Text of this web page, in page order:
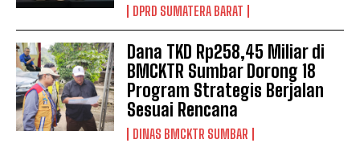
DPRD SUMATERA BARAT
Dana TKD Rp258,45 Miliar di
BMCKTR Sumbar Dorong 18
Program Strategis Berjalan
Sesuai Rencana
DINAS BMCKTR SUMBAR